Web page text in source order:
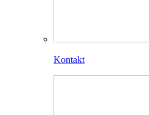
Kontakt